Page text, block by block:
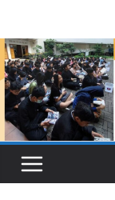
content